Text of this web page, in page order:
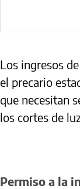
Los ingresos
el precario
que necesitan
los cortes de
Permiso a la